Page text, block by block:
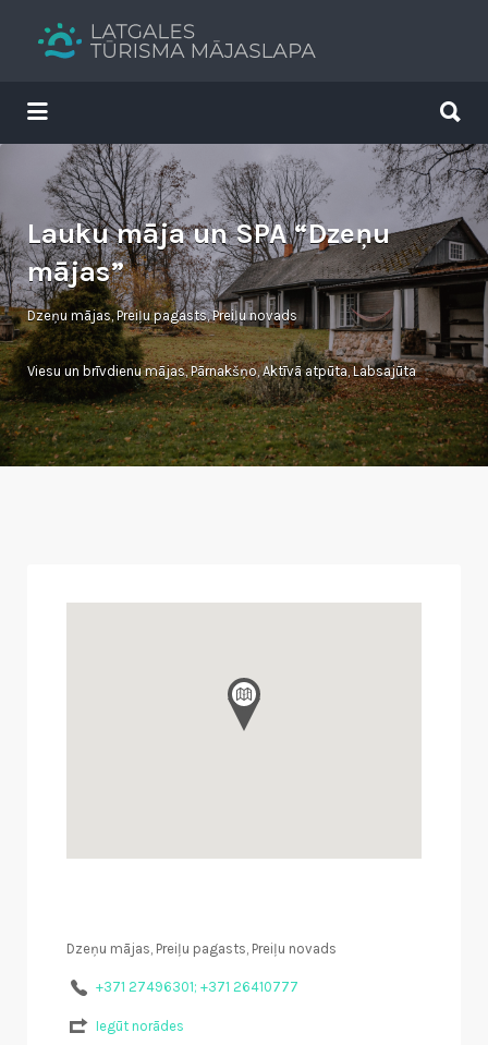
Tavs brīvdienu ceļvedis
Search
for:
for:
Lauku māja un SPA “Dzeņu
mājas”
Dzeņu mājas, Preiļu pagasts, Preiļu novads
Viesu un brīvdienu mājas,Pārnakšņo,Aktīvā atpūta,Labsajūta
Dzeņu mājas, Preiļu pagasts, Preiļu novads
+371 27496301; +371 26410777
Iegūt norādes